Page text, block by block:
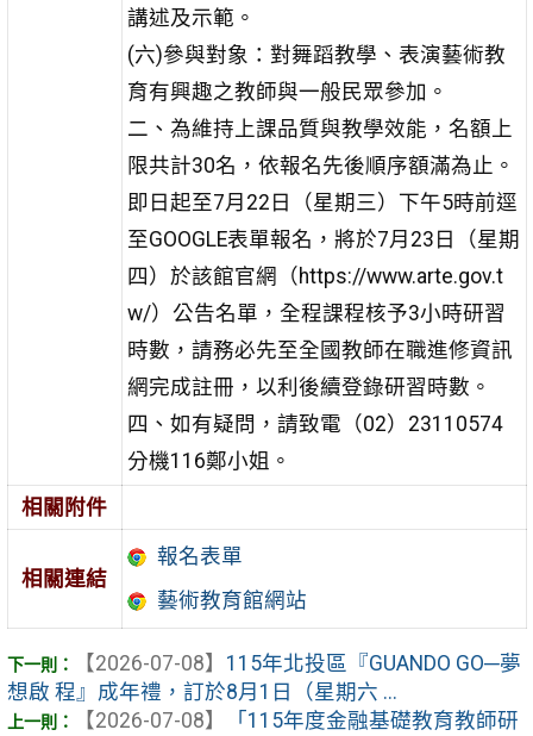
講述及示範。
(六)參與對象：對舞蹈教學、表演藝術教
育有興趣之教師與一般民眾參加。
二、為維持上課品質與教學效能，名額上
限共計30名，依報名先後順序額滿為止。
即日起至7月22日（星期三）下午5時前逕
至GOOGLE表單報名，將於7月23日（星期
四）於該館官網（https://www.arte.gov.t
w/）公告名單，全程課程核予3小時研習
時數，請務必先至全國教師在職進修資訊
網完成註冊，以利後續登錄研習時數。
四、如有疑問，請致電（02）23110574
分機116鄭小姐。
相關附件
相關連結
報名表單
藝術教育館網站
【2026-07-08】 115年北投區『GUANDO GO─夢
想啟 程』成年禮，訂於8月1日（星期六 ...
【2026-07-08】
「115年度金融基礎教育教師研